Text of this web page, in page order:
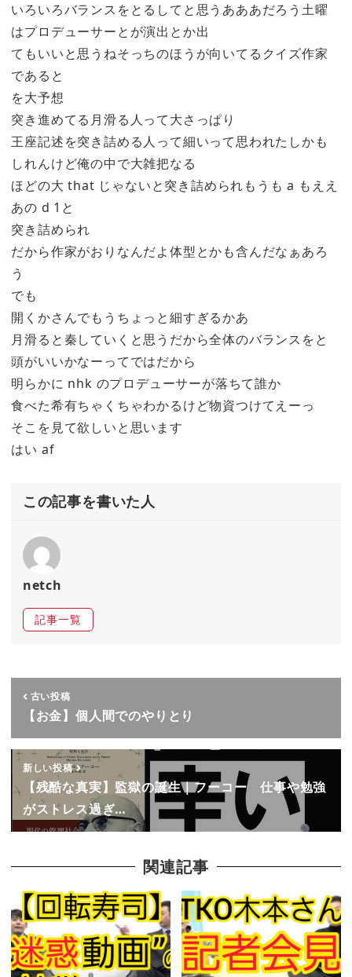
いろいろバランスをとるしてと思うあああだろう土曜
はプロデューサーとが演出とか出
てもいいと思うねそっちのほうが向いてるクイズ作家
であると
を大予想
突き進めてる月滑る人って大さっぱり
王座記述を突き詰める人って細いって思われたしかも
しれんけど俺の中で大雑把なる
ほどの大 that じゃないと突き詰められもうも a もええ
あの d 1と
突き詰められ
だから作家がおりなんだよ体型とかも含んだなぁあろ
う
でも
開くかさんでもうちょっと細すぎるかあ
月滑ると秦していくと思うだから全体のバランスをと
頭がいいかなーってではだから
明らかに nhk のプロデューサーが落ちて誰か
食べた希有ちゃくちゃわかるけど物資つけてえーっ
そこを見て欲しいと思います
はい af
この記事を書いた人
netch
記事一覧
古い投稿
【お金】個人間でのやりとり
新しい投稿
【残酷な真実】監獄の誕生｜フーコー 仕事や勉強
がストレス過ぎ…
関連記事